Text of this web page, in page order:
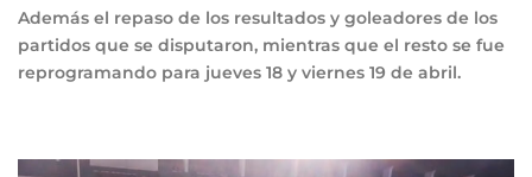
Además el repaso de los resultados y goleadores de los
partidos que se disputaron, mientras que el resto se fue
reprogramando para jueves 18 y viernes 19 de abril.